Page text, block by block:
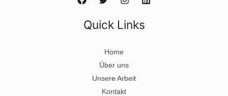
Quick Links
Home
Über uns
Unsere Arbeit
Kontakt